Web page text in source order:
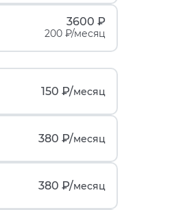
3600 ₽
200 ₽/месяц
150 ₽/месяц
380 ₽/месяц
380 ₽/месяц